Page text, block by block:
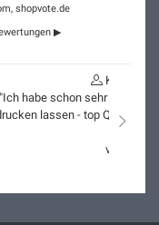
shopvote.de
▶
auf Canvas
Immer wieder
nach